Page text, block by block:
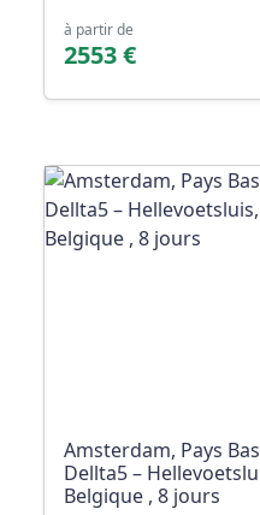
à partir de
2553 €
Amsterdam, Pays
Dellta5 –
Belgique , 8 jours